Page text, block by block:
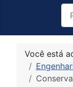
Você está